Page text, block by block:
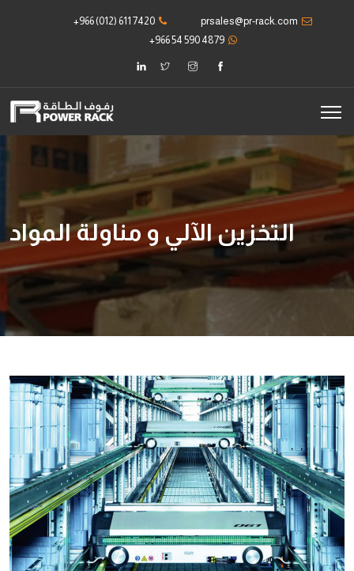
prsales@pr-rack.com
+966 (012) 611 7420
+966 54 590 4879
التخزين الآلي و مناولة المواد